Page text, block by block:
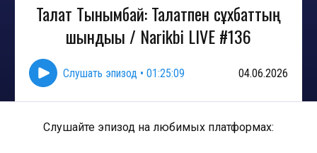
Талғат Тынымбай: Талғатпен сұхбаттың
шындығы / Narikbi LIVE #136
Слушать эпизод • 01:25:09 04.06.2026
Слушайте эпизод на любимых платформах: